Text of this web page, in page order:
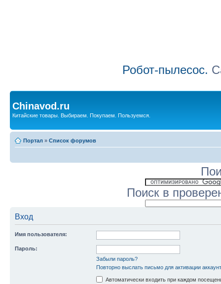
Робот-пылесос.
Chinavod.ru
Китайские товары. Выбираем. Покупаем. Пользуемся.
Портал » Список форумов
Поиск в
Вход
Имя пользователя:
Пароль:
Забыли пароль?
Повторно выслать письмо для активации
Автоматически входить при каждом